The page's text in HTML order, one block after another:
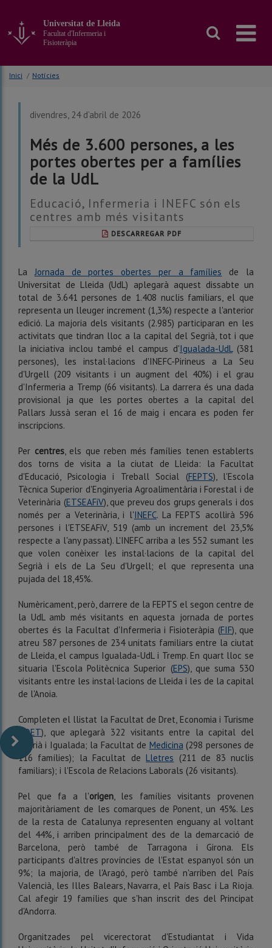
contingut
principal
la
pàgina
Universitat de Lleida
Facultat d'Infermeria i
Fisioteràpia
Inici / Notícies
divendres, 24 d’abril de 2026
Més de 3.600 persones, a les
portes obertes per a famílies
de la UdL
Educació, Infermeria i INEFC són els
centres amb més visitants
DESCARREGAR PDF
LaJornada de portes obertes per a famílies de la
Universitat de Lleida (UdL) aplegarà aquest dissabte un
total de 3.641 persones de 1.408 nuclis familiars, el que
representa un lleuger increment (1,3%) respecte a l'anterior
edició. La majoria dels visitants (2.985) participaran en les
activitats que tindran lloc a la capital del Segrià, tot i que
la iniciativa inclou també el campus d'Igualada-UdL(381
persones), les instal·lacions d'INEFC-Pirineus a La Seu
d'Urgell (209 visitants i un augment del 40%) i el grau
d'Infermeria a Tremp (66 visitants). La darrera és una dada
provisional ja que les portes obertes a la capital del
Pallars Jussà seran el 16 de maig i encara es poden fer
inscripcions.
Per centres, els que reben més famílies tenen establerts
dos torns de visita a la ciutat de Lleida: la Facultat
d'Educació, Psicologia i Treball Social (FEPTS), l'Escola
Tècnica Superior d'Enginyeria Agroalimentària i Forestal i de
Veterinària (ETSEAFiV), que preveu dos grups generals i dos
només per a Veterinària, i l'INEFC. La FEPTS acollirà 596
persones i l'ETSEAFiV, 519 (amb un increment del 23,5%
respecte a l'any passat). L'INEFC arriba a les 552 sumant les
que volen conèixer les instal·lacions de la capital del
Segrià i els de La Seu d'Urgell; el que representa una
pujada del 18,45%.
Numèricament, però, darrere de la FEPTS el segon centre de
la UdL amb més visitants en aquesta jornada de portes
obertes és la Facultat d'Infermeria i Fisioteràpia (FIF), que
atreu 587 persones de 234 unitats familiars entre la ciutat
de Lleida, el campus Igualada-UdL i Tremp. En quart lloc se
situaria l'Escola Politècnica Superior (EPS), que suma 530
visitants entre les instal·lacions de Lleida i les de la capital
de l'Anoia.
Completen el llistat la Facultat de Dret, Economia i Turisme
FDET), que aplegarà 322 visitants entre la capital del
Segrià i Igualada; la Facultat de Medicina (298 persones de
116 famílies); la Facultat deLletres (211 de 83 nuclis
familiars); i l'Escola de Relacions Laborals (26 visitants).
Pel que fa a l'origen, les famílies visitants provenen
majoritàriament de les comarques de Ponent, un 45%. Les
de la resta de Catalunya representen enguany al voltant
del 44%, i arriben principalment des de la demarcació de
Barcelona, però també de Tarragona i Girona. Els
participants d'altres províncies de l'Estat espanyol són un
9%; la majoria, de l'Aragó, però també n'arriben del País
Valencià, les Illes Balears, Navarra, el País Basc i La Rioja.
Cal afegir 19 famílies que s'han inscrit des del Principat
d'Andorra.
Organitzades pel vicerectorat d'Estudiantat i Vida